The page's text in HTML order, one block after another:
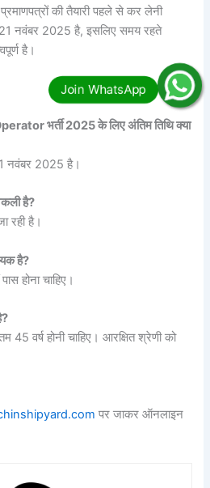
की तैयारी पहले से कर लेनी
नवंबर 2025 है, इसलिए समय रहते
है।
भर्ती 2025 के लिए अंतिम तिथि क्या
नवंबर 2025 है।
है?
रही है।
है?
होना चाहिए।
45 वर्ष होनी चाहिए। आरक्षित श्रेणी को
पर जाकर ऑनलाइन